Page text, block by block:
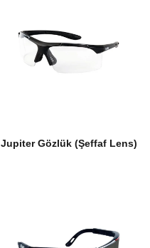
Jupiter Gözlük (Şeffaf Lens)